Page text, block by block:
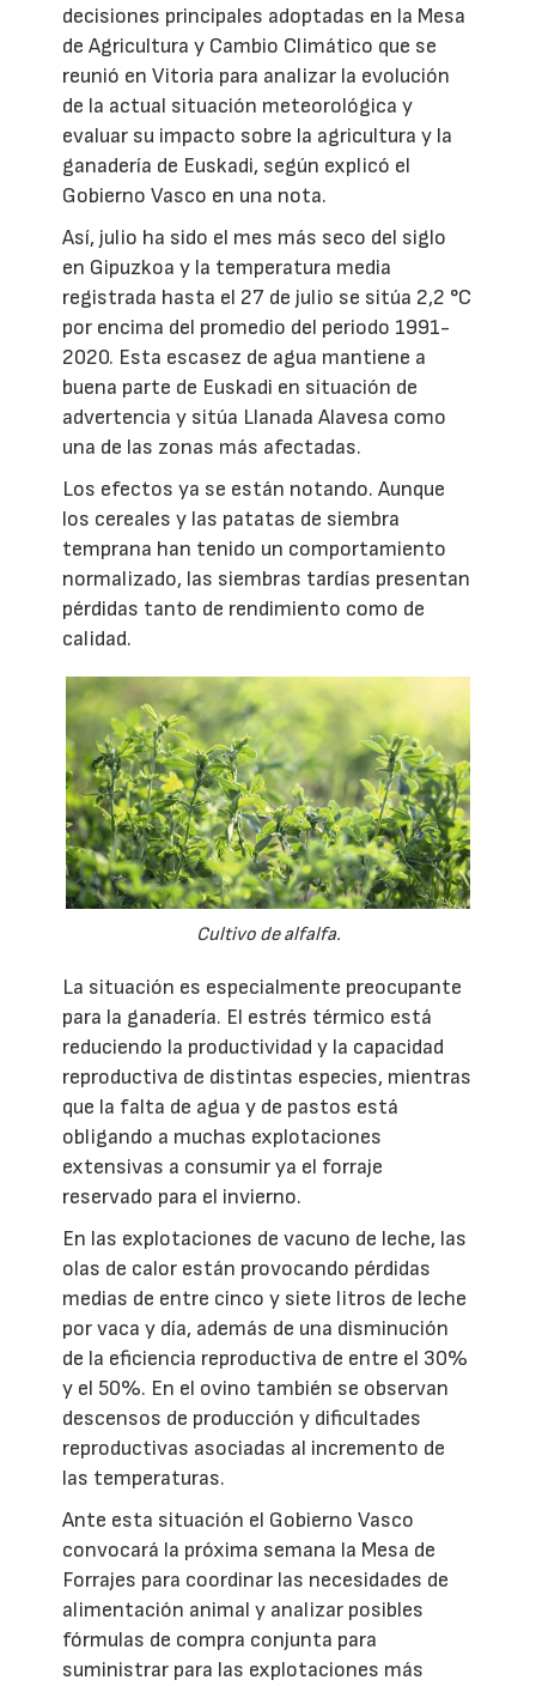
decisiones principales adoptadas en la Mesa
de Agricultura y Cambio Climático que se
reunió en Vitoria para analizar la evolución
de la actual situación meteorológica y
evaluar su impacto sobre la agricultura y la
ganadería de Euskadi, según explicó el
Gobierno Vasco en una nota.
Así, julio ha sido el mes más seco del siglo
en Gipuzkoa y la temperatura media
registrada hasta el 27 de julio se sitúa 2,2 °C
por encima del promedio del periodo 1991-
2020. Esta escasez de agua mantiene a
buena parte de Euskadi en situación de
advertencia y sitúa Llanada Alavesa como
una de las zonas más afectadas.
Los efectos ya se están notando. Aunque
los cereales y las patatas de siembra
temprana han tenido un comportamiento
normalizado, las siembras tardías presentan
pérdidas tanto de rendimiento como de
calidad.
Cultivo de alfalfa.
La situación es especialmente preocupante
para la ganadería. El estrés térmico está
reduciendo la productividad y la capacidad
reproductiva de distintas especies, mientras
que la falta de agua y de pastos está
obligando a muchas explotaciones
extensivas a consumir ya el forraje
reservado para el invierno.
En las explotaciones de vacuno de leche, las
olas de calor están provocando pérdidas
medias de entre cinco y siete litros de leche
por vaca y día, además de una disminución
de la eficiencia reproductiva de entre el 30%
y el 50%. En el ovino también se observan
descensos de producción y dificultades
reproductivas asociadas al incremento de
las temperaturas.
Ante esta situación el Gobierno Vasco
convocará la próxima semana la Mesa de
Forrajes para coordinar las necesidades de
alimentación animal y analizar posibles
fórmulas de compra conjunta para
suministrar para las explotaciones más